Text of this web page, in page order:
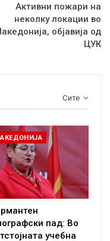
Активни пожари на
неколку локации во
објавија од
ЦУК
Сите
пад: Во
учебна